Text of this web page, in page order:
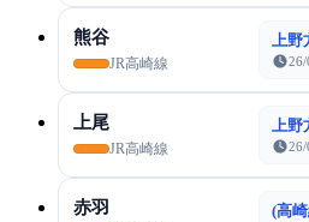
熊谷
JR高崎線
上
26/
上尾
JR高崎線
上
26/
赤羽 (高